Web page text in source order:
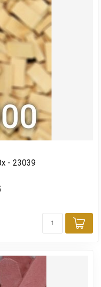
- 23039